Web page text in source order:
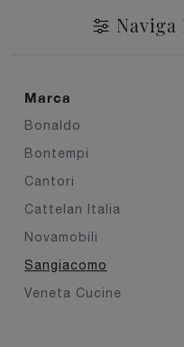
Naviga
Marca
Bonaldo
Bontempi
Cantori
Cattelan Italia
Novamobili
Sangiacomo
Veneta Cucine